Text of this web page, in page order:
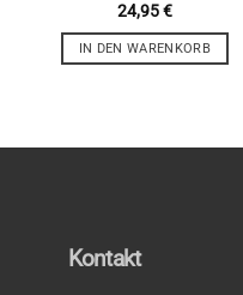
24,95€
IN DEN WARENKORB
Kontakt